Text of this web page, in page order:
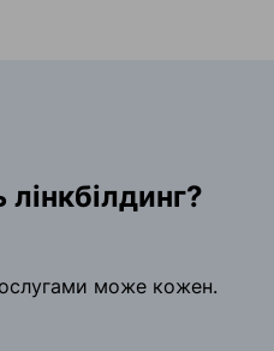
може кожен.